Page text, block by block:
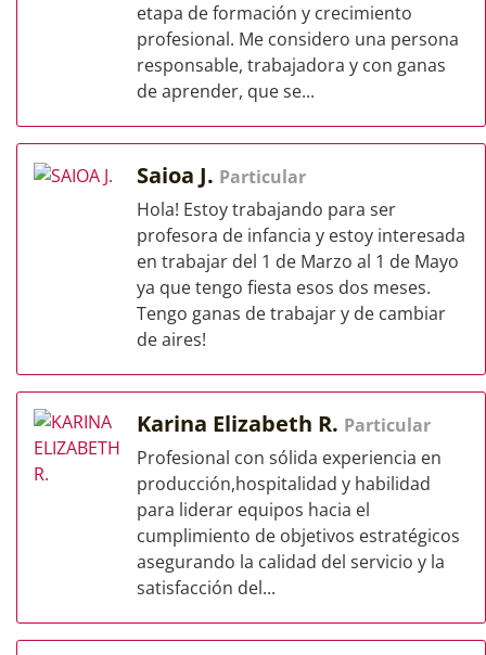
etapa de formación y crecimiento
profesional. Me considero una persona
responsable, trabajadora y con ganas
de aprender, que se...
Saioa J. Particular
Hola! Estoy trabajando para ser
profesora de infancia y estoy interesada
en trabajar del 1 de Marzo al 1 de Mayo
ya que tengo fiesta esos dos meses.
Tengo ganas de trabajar y de cambiar
de aires!
Karina Elizabeth R. Particular
Profesional con sólida experiencia en
producción,hospitalidad y habilidad
para liderar equipos hacia el
cumplimiento de objetivos estratégicos
asegurando la calidad del servicio y la
satisfacción del...